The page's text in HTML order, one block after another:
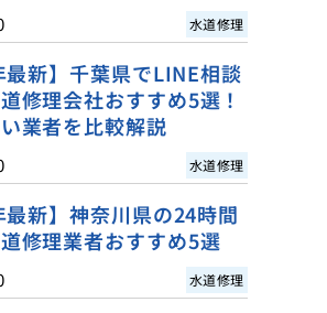
水道修理
最新】千葉県でLINE相談
修理会社おすすめ5選！
業者を比較解説
水道修理
最新】神奈川県の24時間
修理業者おすすめ5選
水道修理